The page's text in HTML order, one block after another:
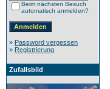
Beim nächsten Besuch
automatisch anmelden?
» Password vergessen
» Registrierung
Zufallsbild